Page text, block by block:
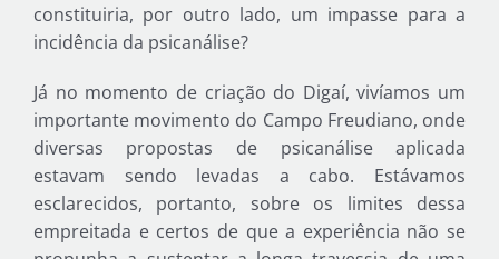
constituiria, por outro lado, um impasse para a
incidência da psicanálise?
Já no momento de criação do Digaí, vivíamos um
importante movimento do Campo Freudiano, onde
diversas propostas de psicanálise aplicada
estavam sendo levadas a cabo. Estávamos
esclarecidos, portanto, sobre os limites dessa
empreitada e certos de que a experiência não se